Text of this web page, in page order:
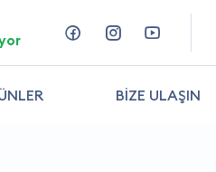
BİZE ULAŞIN